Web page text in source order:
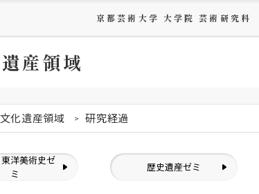
京都芸術大学 大学院 芸術研究科
産領域
化遺産領域 研究経過
洋美術史ゼ
ミ
歴史遺産ゼミ